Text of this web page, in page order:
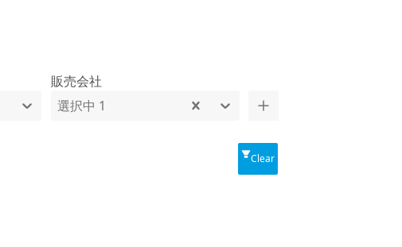
販売会社
選択中 1
Clear